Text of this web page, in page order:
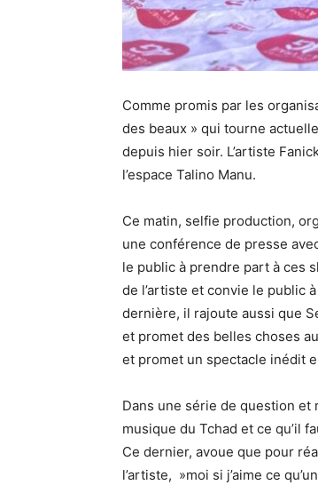
Comme promis par les
des beaux » qui tourne
depuis hier soir. L’artiste
l’espace Talino Manu.
Ce matin, selfie production,
une conférence de presse
le public à prendre part à ces
de l’artiste et convie le public
dernière, il rajoute aussi que
et promet des belles choses
et promet un spectacle inédit
Dans une série de question
musique du Tchad et ce qu’il
Ce dernier, avoue que pour
l’artiste, »moi si j’aime ce